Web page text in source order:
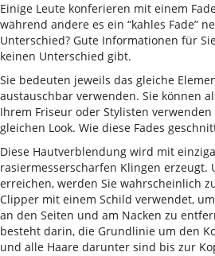
Einige Leute konferieren mit einem
während andere es ein “kahles Fade”
Unterschied? Gute Informationen für
keinen Unterschied gibt.
Sie bedeuten jeweils das gleiche
austauschbar verwenden. Sie können
Ihrem Friseur oder Stylisten
gleichen Look. Wie diese Fades
Diese Hautverblendung wird mit
rasiermesserscharfen Klingen erzeugt.
erreichen, werden Sie wahrscheinlich
Clipper mit einem Schild verwendet,
an den Seiten und am Nacken zu
besteht darin, die Grundlinie um den
und alle Haare darunter sind bis zur